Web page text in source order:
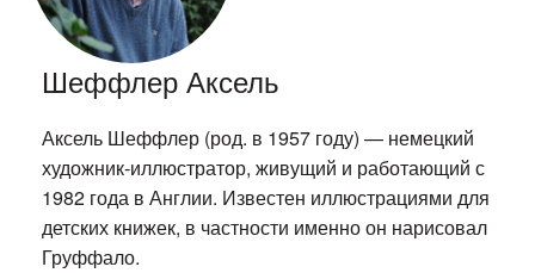
Шеффлер Аксель
Аксель Шеффлер (род. в 1957 году) — немецкий
художник-иллюстратор, живущий и работающий с
1982 года в Англии. Известен иллюстрациями для
детских книжек, в частности именно он нарисовал
Груффало.